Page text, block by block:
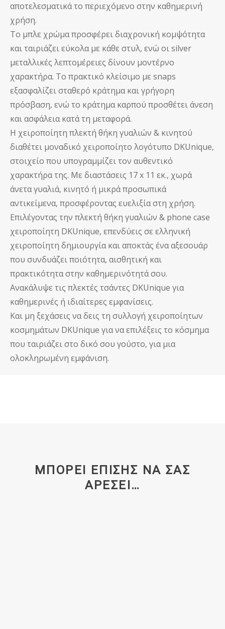
αποτελεσματικά το περιεχόμενο στην καθημερινή
χρήση.
Το μπλε χρώμα προσφέρει διαχρονική κομψότητα
και ταιριάζει εύκολα με κάθε στυλ, ενώ οι silver
μεταλλικές λεπτομέρειες δίνουν μοντέρνο
χαρακτήρα. Το πρακτικό κλείσιμο με snaps
εξασφαλίζει σταθερό κράτημα και γρήγορη
πρόσβαση, ενώ το κράτημα καρπού προσθέτει άνεση
και ασφάλεια κατά τη μεταφορά.
Η χειροποίητη πλεκτή θήκη γυαλιών & κινητού
διαθέτει μοναδικό χειροποίητο λογότυπο DKUnique,
στοιχείο που υπογραμμίζει τον αυθεντικό
χαρακτήρα της. Με διαστάσεις 17 x 11 εκ., χωρά
άνετα γυαλιά, κινητό ή μικρά προσωπικά
αντικείμενα, προσφέροντας ευελιξία στη χρήση.
Επιλέγοντας την πλεκτή θήκη γυαλιών & phone case
χειροποίητη DKUnique, επενδύεις σε ελληνική
χειροποίητη δημιουργία και αποκτάς ένα αξεσουάρ
που συνδυάζει ποιότητα, αισθητική και
πρακτικότητα στην καθημερινότητά σου.
Ανακάλυψε τις πλεκτές τσάντες DKUnique για
καθημερινές ή ιδιαίτερες εμφανίσεις.
Και μη ξεχάσεις να δεις τη συλλογή χειροποίητων
κοσμημάτων DKUnique για να επιλέξεις το κόσμημα
που ταιριάζει στο δικό σου γούστο, για μια
ολοκληρωμένη εμφάνιση.
ΜΠΟΡΕΊ ΕΠΊΣΗΣ ΝΑ ΣΑΣ
ΑΡΈΣΕΙ…